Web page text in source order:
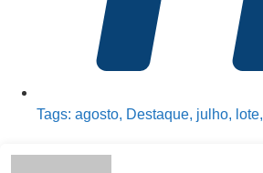
Tags: agosto, Destaque, julho, lote,